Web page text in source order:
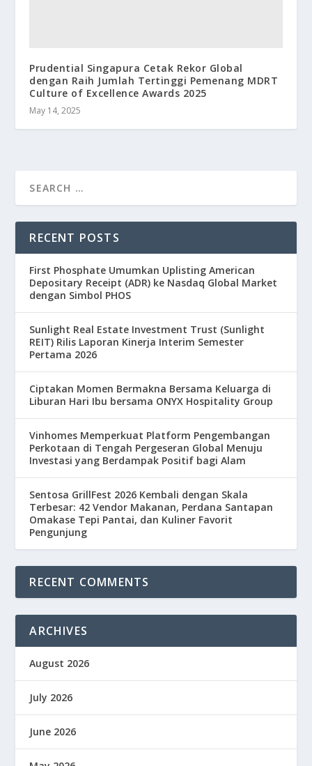
Prudential Singapura Cetak Rekor Global
dengan Raih Jumlah Tertinggi Pemenang MDRT
Culture of Excellence Awards 2025
May 14, 2025
RECENT POSTS
First Phosphate Umumkan Uplisting American
Depositary Receipt (ADR) ke Nasdaq Global Market
dengan Simbol PHOS
Sunlight Real Estate Investment Trust (Sunlight
REIT) Rilis Laporan Kinerja Interim Semester
Pertama 2026
Ciptakan Momen Bermakna Bersama Keluarga di
Liburan Hari Ibu bersama ONYX Hospitality Group
Vinhomes Memperkuat Platform Pengembangan
Perkotaan di Tengah Pergeseran Global Menuju
Investasi yang Berdampak Positif bagi Alam
Sentosa GrillFest 2026 Kembali dengan Skala
Terbesar: 42 Vendor Makanan, Perdana Santapan
Omakase Tepi Pantai, dan Kuliner Favorit
Pengunjung
RECENT COMMENTS
ARCHIVES
August 2026
July 2026
June 2026